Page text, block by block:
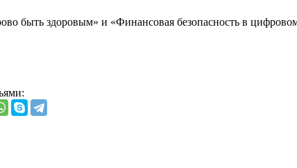
быть здоровым» и «Финансовая безопасность в